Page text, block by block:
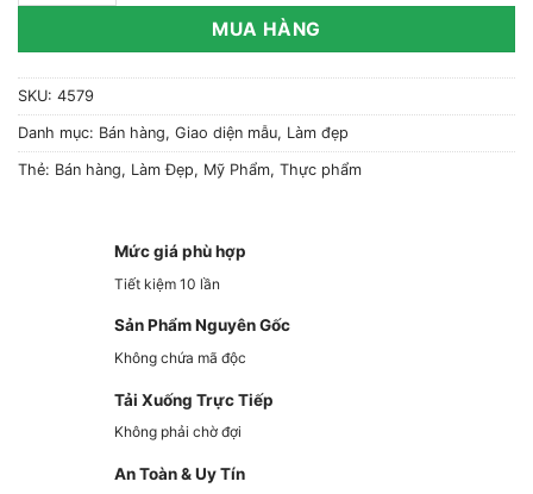
MUA HÀNG
SKU: 4579
Danh mục: Bán hàng, Giao diện mẫu, Làm đẹp
Thẻ: Bán hàng, Làm Đẹp, Mỹ Phẩm, Thực phẩm
Mức giá phù hợp
Tiết kiệm 10 lần
Sản Phẩm Nguyên Gốc
Không chứa mã độc
Tải Xuống Trực Tiếp
Không phải chờ đợi
An Toàn & Uy Tín